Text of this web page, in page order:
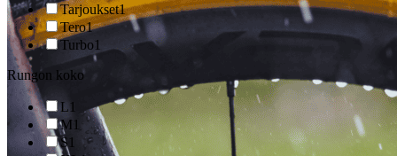
Tarjoukset1
Tero1
Turbo1
Rungon koko
L1
M1
S 1